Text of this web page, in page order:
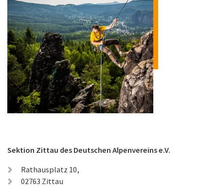
Sektion Zittau des Deutschen Alpenvereins e.V.
Rathausplatz 10,
02763 Zittau